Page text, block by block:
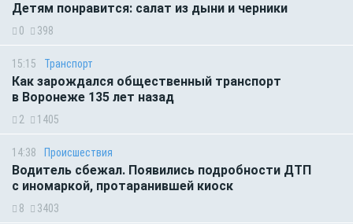
Детям понравится: салат из дыни и черники
0 398
15:15 Транспорт
Как зарождался общественный транспорт
в Воронеже 135 лет назад
2 1405
14:38 Происшествия
Водитель сбежал. Появились подробности ДТП
с иномаркой, протаранившей киоск
8 3403